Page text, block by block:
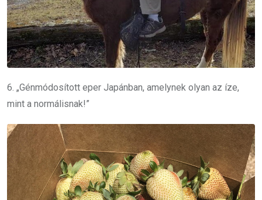
6. „Génmódosított eper Japánban, amelynek olyan az íze,
mint a normálisnak!”